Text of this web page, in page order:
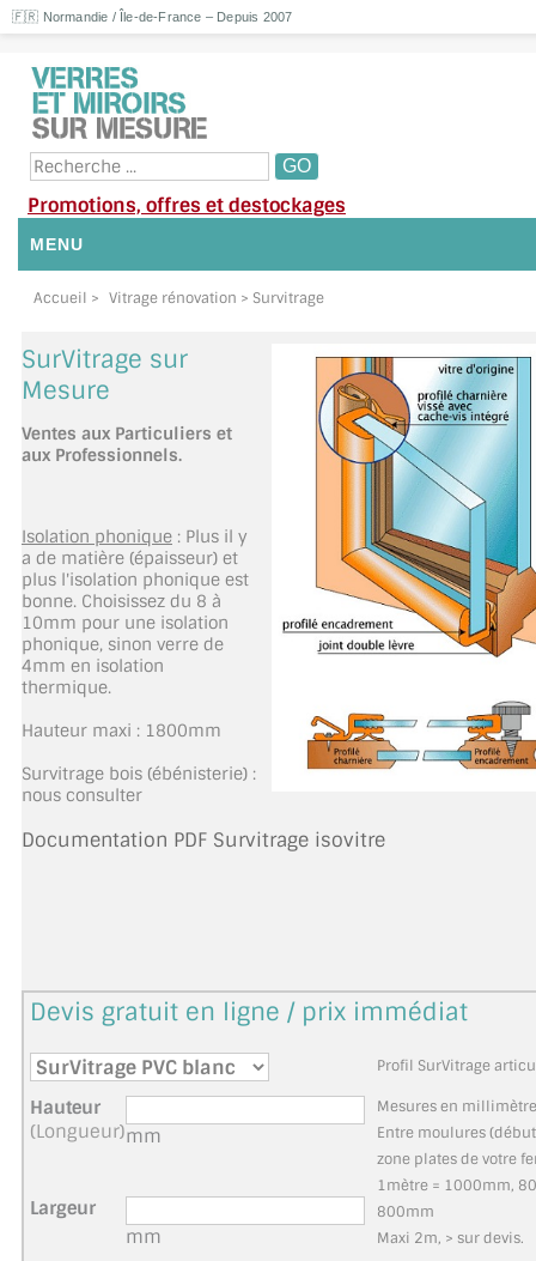
🇫🇷 Normandie / Île-de-France – Depuis 2007
Promotions, offres et destockages
MENU
NOUS CONTACTER
MON COMPTE / SE CONNECTER
DEMANDE DE DEVIS
SUIVI DE DEVIS
TOUS LES TARIFS AU M2
GUIDE : CHOIX PAR UTILISATION
INSPIRATIONS ET NOUVEAUTÉS
AMBIANCE LAITON BROSSÉ
MIROIRS VIEILLIS AMBIANCE BRASSERIE
MIROIR PAROI DE DOUCHE
MIROIR POUR SALLE DE SPORT
MIROIR POUR SALLE DE DANSE
Accueil > Vitrage rénovation > Survitrage
SurVitrage sur
Mesure
Ventes aux Particuliers et
aux Professionnels.
Isolation phonique : Plus il y
a de matière (épaisseur) et
plus l'isolation phonique est
bonne. Choisissez du 8 à
10mm pour une isolation
phonique, sinon verre de
4mm en isolation
thermique.
Hauteur maxi : 1800mm
Survitrage bois (ébénisterie) :
nous consulter
Documentation PDF Survitrage isovitre
Devis gratuit en ligne / prix immédiat
Profil SurVitrage
Hauteur
(Longueur)mm
Largeur
mm
Mesures en
Entre moulures
zone plates de votre
1mètre = 1000mm,
800mm
Maxi 2m, > sur devis.